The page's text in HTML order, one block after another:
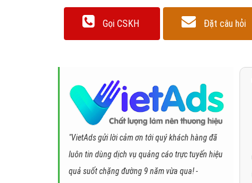
Gọi CSKH Đặt câu hỏi
"VietAds gửi lời cảm ơn tới quý khách hàng đã
luôn tin dùng dịch vụ quảng cáo trực tuyến hiệu
quả suốt chặng đường 9 năm vừa qua! -